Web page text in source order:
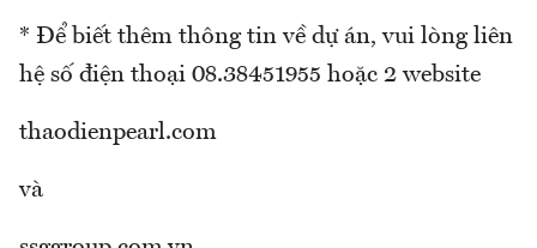
* Để biết thêm thông tin về dự án, vui lòng liên
hệ số điện thoại 08.38451955 hoặc 2 website
thaodienpearl.com
và